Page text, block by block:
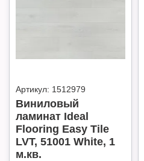
Артикул: 1512979
Виниловый
ламинат Ideal
Flooring Easy Tile
LVT, 51001 White, 1
м.кв.